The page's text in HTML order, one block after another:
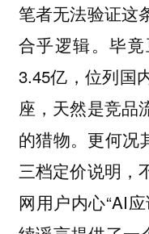
笔者无法验证这
合乎逻辑。毕
3.45亿，位列国
座，天然是竞品
的猎物。更何况
三档定价说明，
网用户内心“AI